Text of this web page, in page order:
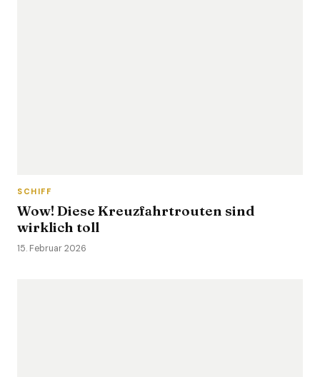
SCHIFF
Wow! Diese Kreuzfahrtrouten sind
wirklich toll
15. Februar 2026